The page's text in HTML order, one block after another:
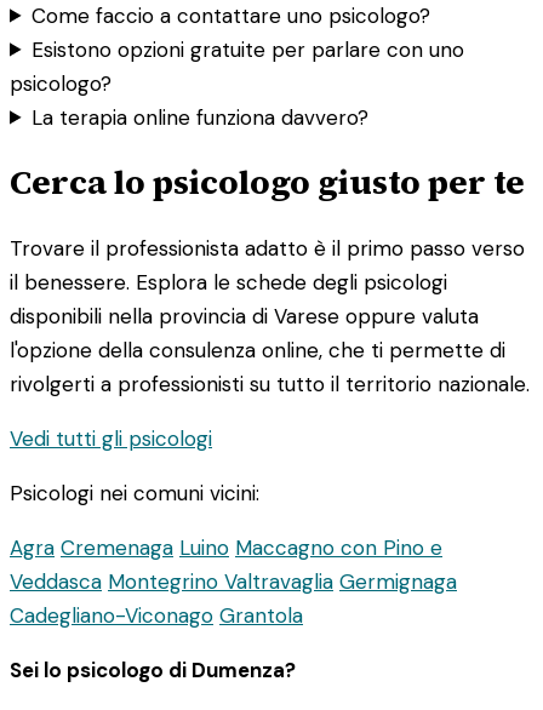
Come faccio a contattare uno psicologo?
Esistono opzioni gratuite per parlare con uno
psicologo?
La terapia online funziona davvero?
Cerca lo psicologo giusto per te
Trovare il professionista adatto è il primo passo verso
il benessere. Esplora le schede degli psicologi
disponibili nella provincia di Varese oppure valuta
l'opzione della consulenza online, che ti permette di
rivolgerti a professionisti su tutto il territorio nazionale.
Vedi tutti gli psicologi
Psicologi nei comuni vicini:
Agra Cremenaga Luino Maccagno con Pino e
Veddasca Montegrino Valtravaglia Germignaga
Cadegliano-Viconago Grantola
Sei lo psicologo di Dumenza?